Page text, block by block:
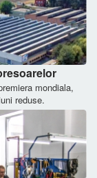
mondiala,
reduse.